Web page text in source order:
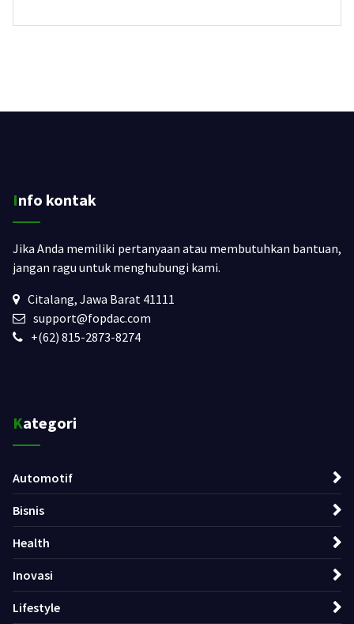
Info kontak
Jika Anda memiliki pertanyaan atau membutuhkan bantuan,
jangan ragu untuk menghubungi kami.
Citalang, Jawa Barat 41111
support@fopdac.com
+(62) 815-2873-8274
Kategori
Automotif
Bisnis
Health
Inovasi
Lifestyle